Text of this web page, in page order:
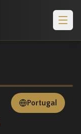
Portugal